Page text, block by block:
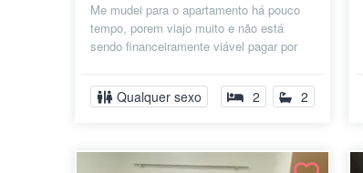
Me mudei para o apartamento há pouco
tempo, porem viajo muito e não está
sendo financeiramente viável pagar por
ne...
Qualquer sexo 2 2